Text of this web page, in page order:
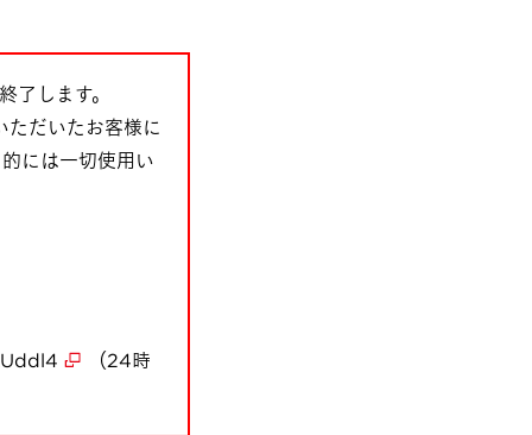
します。
だいたお客様に
には一切使用い
（24時